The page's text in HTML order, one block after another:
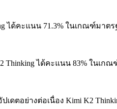
ได้คะแนน 71.3% ในเกณฑ์มาต
Thinking ได้คะแนน 83% ในเก
ดตอย่างต่อเนื่อง Kimi K2